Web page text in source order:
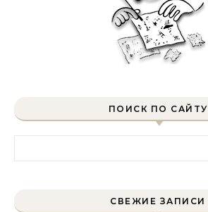
ПОИСК ПО САЙТУ
СВЕЖИЕ ЗАПИСИ